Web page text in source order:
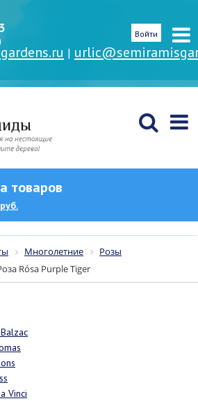
|
Войти
товаров
Многолетние
Розы
Rósa Purple Tiger
Vinci